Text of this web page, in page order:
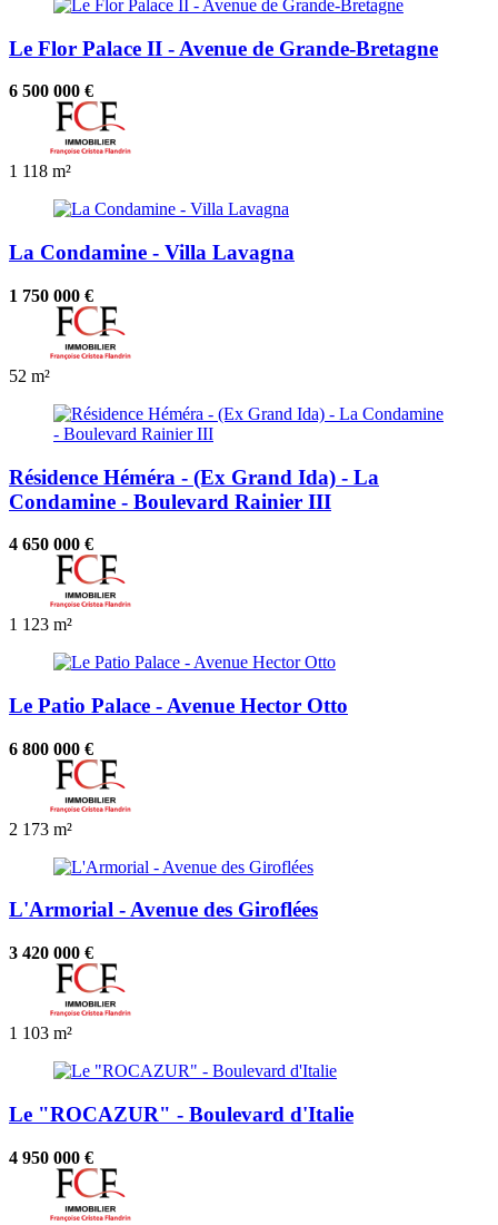
Le Flor Palace II - Avenue de Grande-Bretagne
6 500 000 €
1 118 m²
La Condamine - Villa Lavagna
1 750 000 €
52 m²
Résidence Héméra - (Ex Grand Ida) - La
Condamine - Boulevard Rainier III
4 650 000 €
1 123 m²
Le Patio Palace - Avenue Hector Otto
6 800 000 €
2 173 m²
L'Armorial - Avenue des Giroflées
3 420 000 €
1 103 m²
Le "ROCAZUR" - Boulevard d'Italie
4 950 000 €